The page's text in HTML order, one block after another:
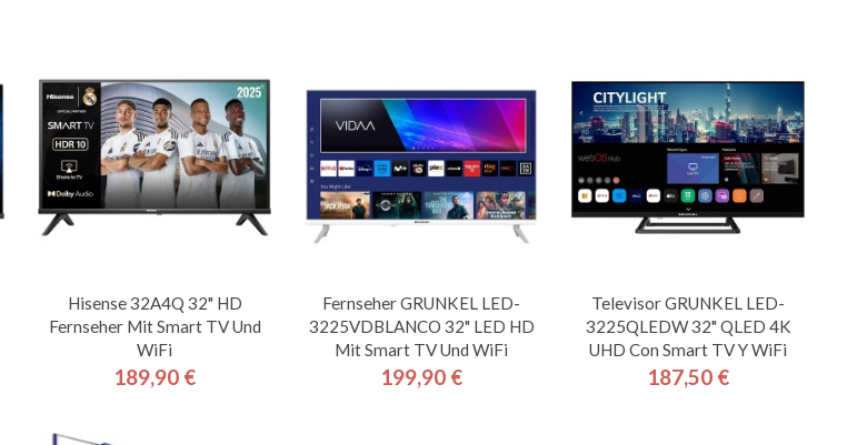
Hisense 32A4Q 32" HD
Fernseher Mit Smart TV Und
WiFi
Preis
189,90 €
Fernseher GRUNKEL LED-
3225VDBLANCO 32" LED HD
Mit Smart TV Und WiFi
Preis
199,90 €
Televisor GRUNKEL LED-
3225QLEDW 32" QLED 4K
UHD Con Smart TV Y WiFi
Preis
187,50 €